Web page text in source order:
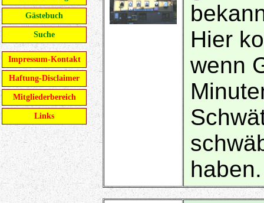
Gästebuch
Suche
Impressum-Kontakt
Haftung-Disclaimer
Mitgliederbereich
Links
Hier
wenn
haben.